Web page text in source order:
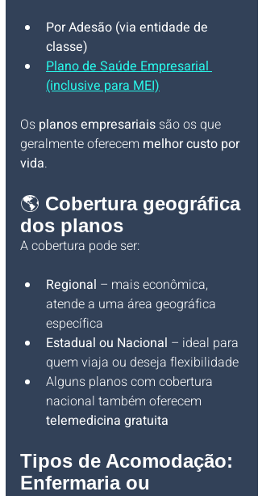
Por Adesão (via entidade de
classe)
Plano de Saúde Empresarial
(inclusive para MEI)
Os planos empresariais são os que
geralmente oferecem melhor custo por
vida.
🌎 Cobertura geográfica
dos planos
A cobertura pode ser:
Regional – mais econômica,
atende a uma área geográfica
específica
Estadual ou Nacional – ideal para
quem viaja ou deseja flexibilidade
Alguns planos com cobertura
nacional também oferecem
telemedicina gratuita
Tipos de Acomodação:
Enfermaria ou